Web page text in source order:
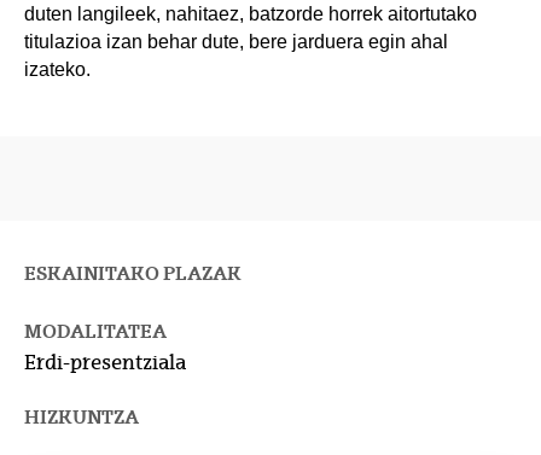
duten langileek, nahitaez, batzorde horrek aitortutako
titulazioa izan behar dute, bere jarduera egin ahal
izateko.
ESKAINITAKO PLAZAK
MODALITATEA
Erdi-presentziala
HIZKUNTZA